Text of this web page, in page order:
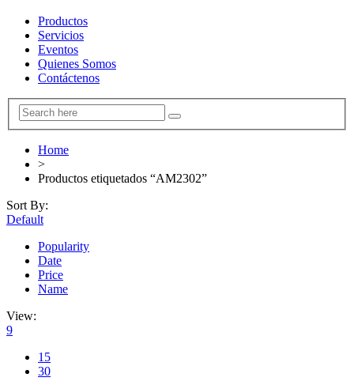
Productos
Servicios
Eventos
Quienes Somos
Contáctenos
Home
>
Productos etiquetados “AM2302”
Sort By:
Default
Popularity
Date
Price
Name
View:
9
15
30